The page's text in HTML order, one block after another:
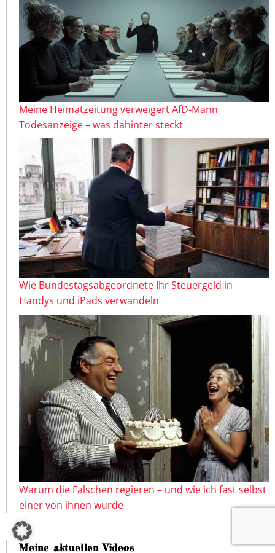
Meine Heimatzeitung verweigert AfD-Mann
Todesanzeige – was dahinter steckt
Wie Bundestagsabgeordnete Ihr Steuergeld in
Handys und iPads verwandeln
Warum die Falschen regieren – und wie ich fast selbst
einer von ihnen wurde
Meine aktuellen Videos